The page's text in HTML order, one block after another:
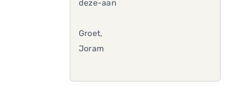
deze-aan
Groet,
Joram